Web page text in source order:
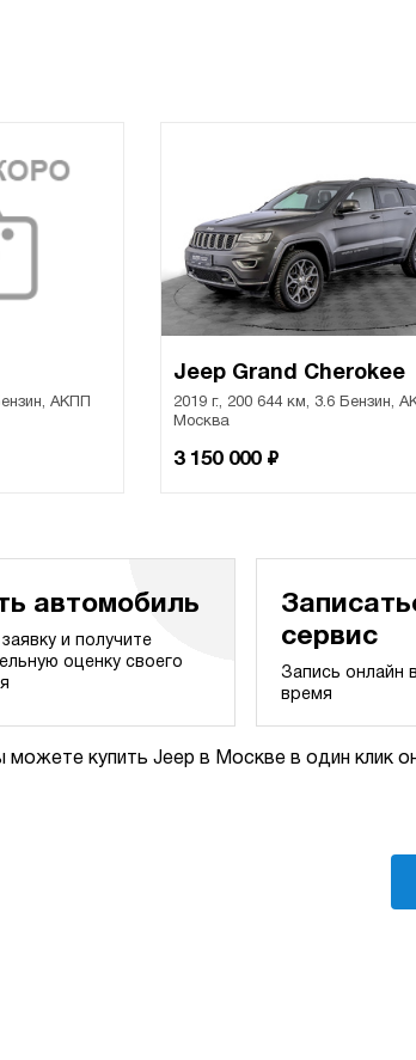
АКПП
Jeep Grand Cherokee
2019 г., 200 644 км, 3.6 Бензин,
Москва
3 150 000 ₽
автомобиль
и получите
оценку своего
сервис
Запись онлайн
время
можете купить Jeep в Москве в один клик